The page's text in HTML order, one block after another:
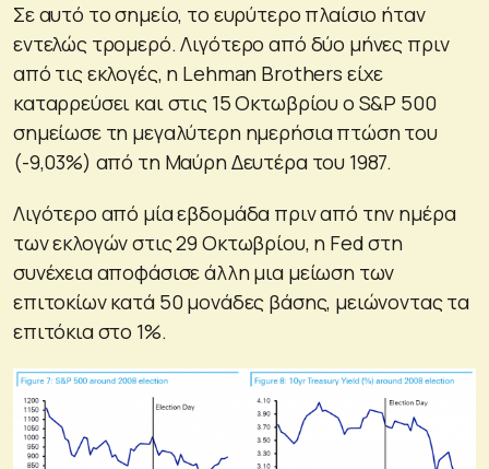
Σε αυτό το σημείο, το ευρύτερο πλαίσιο ήταν
εντελώς τρομερό. Λιγότερο από δύο μήνες πριν
από τις εκλογές, η Lehman Brothers είχε
καταρρεύσει και στις 15 Οκτωβρίου ο S&P 500
σημείωσε τη μεγαλύτερη ημερήσια πτώση του
(-9,03%) από τη Μαύρη Δευτέρα του 1987.
Λιγότερο από μία εβδομάδα πριν από την ημέρα
των εκλογών στις 29 Οκτωβρίου, η Fed στη
συνέχεια αποφάσισε άλλη μια μείωση των
επιτοκίων κατά 50 μονάδες βάσης, μειώνοντας τα
επιτόκια στο 1%.